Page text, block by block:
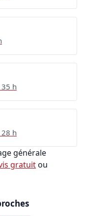
35 h
28 h
générale
gratuitou